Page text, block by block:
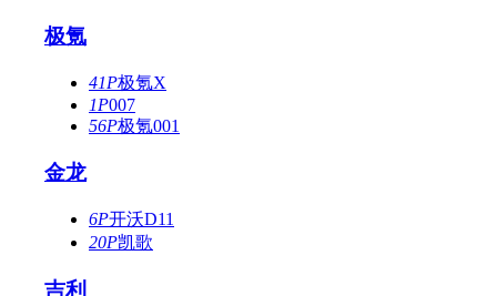
极氪
41P极氪X
1P007
56P极氪001
金龙
6P开沃D11
20P凯歌
吉利